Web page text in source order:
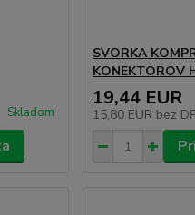
Skladom
SVORKA
KONEKTOROV
19,44 EUR
15,80 EUR bez